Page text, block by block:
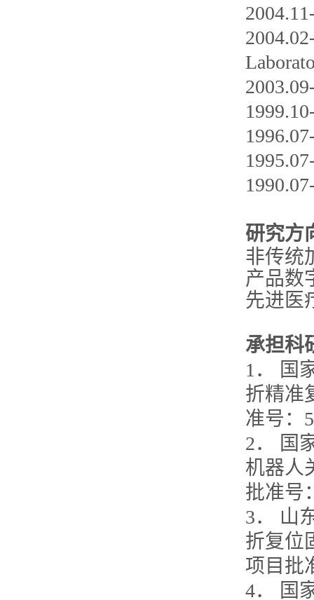
研究方
非传统
产品数
先进医
承担科
1． 国
折精准
准号：
2． 国
机器人
批准号
3． 山
折复位
项目批
4． 国